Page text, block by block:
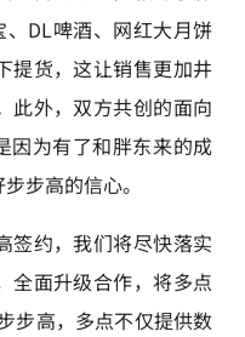
DL啤酒、网红大月饼
提货，这让销售更加井
此外，双方共创的面向
因为有了和胖东来的成
步高的信心。
签约，我们将尽快落实
全面升级合作，将多点
步高，多点不仅提供数